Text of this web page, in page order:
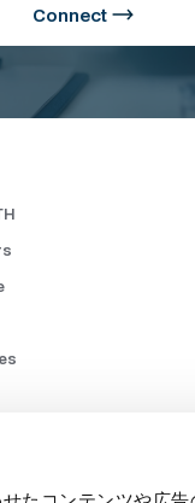
Connect